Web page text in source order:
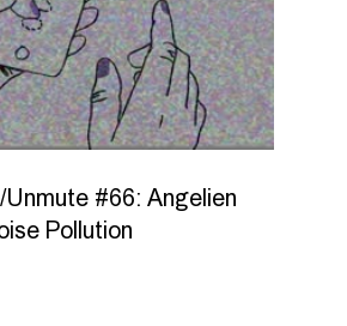
#66: Angelien
Pollution